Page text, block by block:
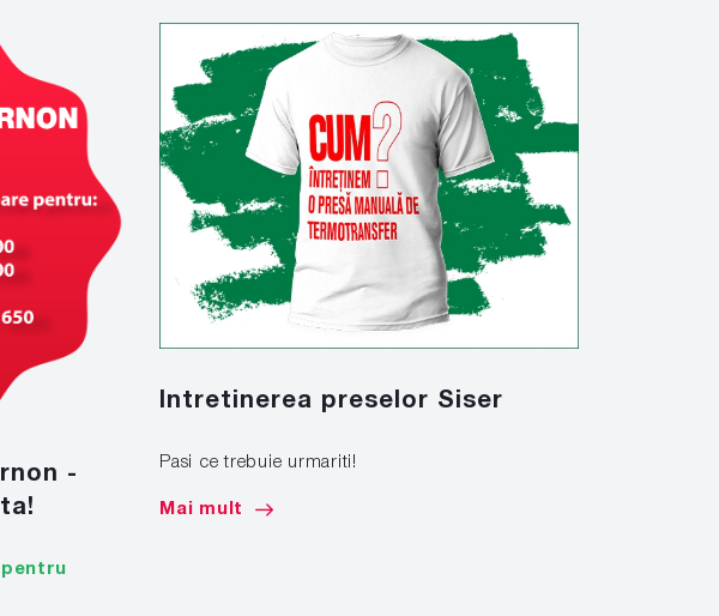
-
Intretinerea preselor Siser
Pasi ce trebuie urmariti!
Mai mult